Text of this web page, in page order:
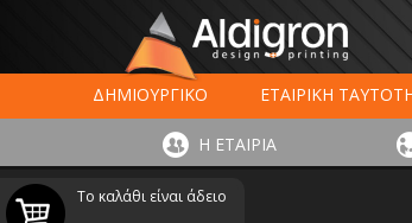
ΔΗΜΙΟΥΡΓΙΚΟ ΕΤΑΙΡΙΚΗ
ΕΚΤΥΠΩΣΗ ΣΥΣΚΕΥΑΣΙΑΣ
LARGE
Η ΕΤΑΙΡΙΑ
Το καλάθι είναι άδειο